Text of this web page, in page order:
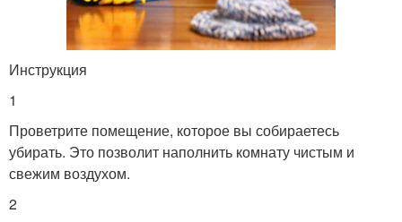
Инструкция
1
Проветрите помещение, которое вы собираетесь
убирать. Это позволит наполнить комнату чистым и
свежим воздухом.
2